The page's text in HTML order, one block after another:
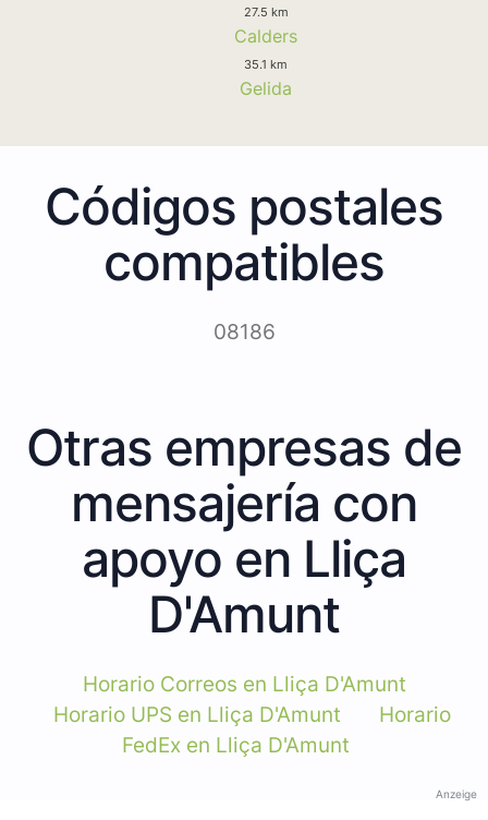
27.5 km
Calders
35.1 km
Gelida
Códigos postales
compatibles
08186
Otras empresas de
mensajería con
apoyo en Lliça
D'Amunt
Horario Correos en Lliça D'Amunt
Horario UPS en Lliça D'Amunt
Horario
FedEx en Lliça D'Amunt
Anzeige